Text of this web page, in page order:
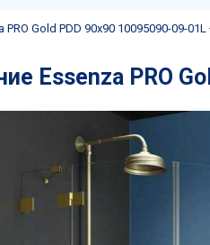
Gold PDD 90х90 10095090-09-
Essenza PRO